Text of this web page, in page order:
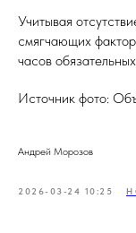
Учитывая
смягчающих
часов
Источник фото:
Андрей Морозов
2026-03-24 10:25